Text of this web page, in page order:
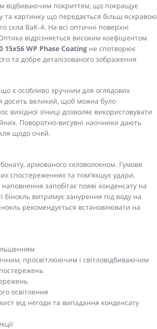
відбиваючим покриттям, що покращує
та картинку що передається більш яскравою
скла BaK-4. На всі оптичні поверхні
відрізняється високим коефіцієнтом
15x56 WP Phase Coating не спотворює
та добре деталізованого зображення
є особливо зручним для оглядових
досить великий, щоб можна було
вихідної зіниці дозволяє використовувати
Поворотно-висувні наочники дають
щодо очей.
армованого скловолокном. Гумове
спостереженнях та пом'якшує удари.
запобігає появі конденсату на
бінокль витримує занурення під воду на
рекомендується встановлювати на
просвітлюючим і світловідбиваючим
освітлення
від негоди та випадання конденсату